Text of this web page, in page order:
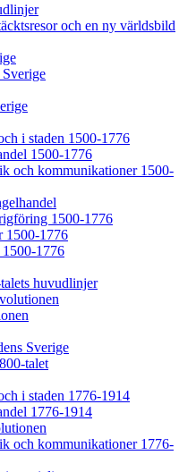
och en ny världsbild
Sverige
i staden 1500-1776
1500-1776
och kommunikationer 1500-
1500-1776
1500-1776
1776
huvudlinjer
Sverige
talet
i staden 1776-1914
1776-1914
och kommunikationer 1776-